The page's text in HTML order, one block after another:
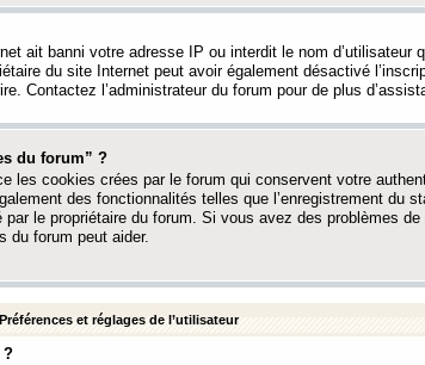
ait banni votre adresse IP ou interdit le nom d’utilisateur
du site Internet peut avoir également désactivé
Contactez l’administrateur du forum pour de plus
du forum” ?
les cookies crées par le forum qui conservent votre
des fonctionnalités telles que l’enregistrement du
le propriétaire du forum. Si vous avez des problèmes de
du forum peut aider.
Préférences et réglages de l’utilisateur
?